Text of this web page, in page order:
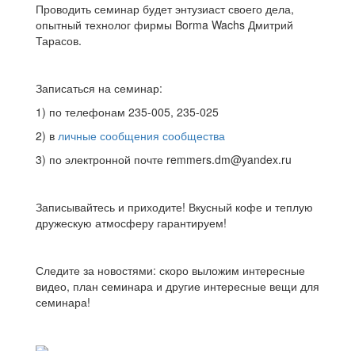
Проводить семинар будет энтузиаст своего дела,
опытный технолог фирмы Borma Wachs Дмитрий
Тарасов.
Записаться на семинар:
1) по телефонам 235-005, 235-025
2) в личные сообщения сообщества
3) по электронной почте remmers.dm@yandex.ru
Записывайтесь и приходите! Вкусный кофе и теплую
дружескую атмосферу гарантируем!
Следите за новостями: скоро выложим интересные
видео, план семинара и другие интересные вещи для
семинара!